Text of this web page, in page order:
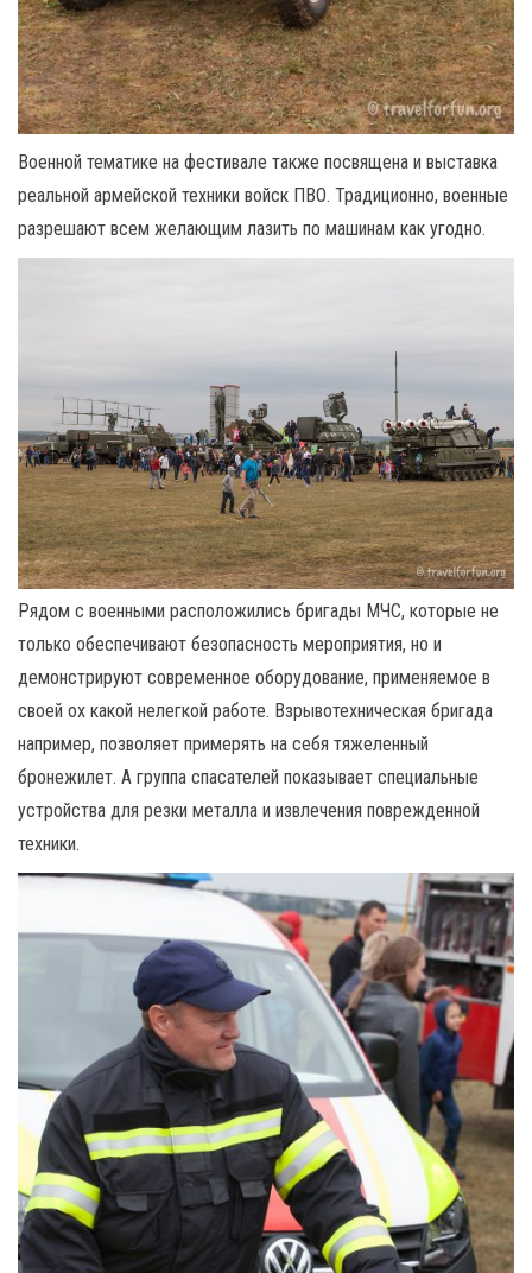
Военной тематике на фестивале также посвящена и выставка
реальной армейской техники войск ПВО. Традиционно, военные
разрешают всем желающим лазить по машинам как угодно.
Рядом с военными расположились бригады МЧС, которые не
только обеспечивают безопасность мероприятия, но и
демонстрируют современное оборудование, применяемое в
своей ох какой нелегкой работе. Взрывотехническая бригада
например, позволяет примерять на себя тяжеленный
бронежилет. А группа спасателей показывает специальные
устройства для резки металла и извлечения поврежденной
техники.